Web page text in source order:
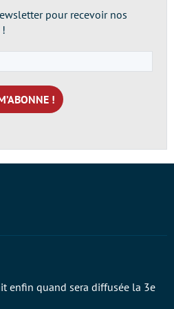
pour recevoir nos
e-
mail
*
enfin quand sera diffusée la 3e